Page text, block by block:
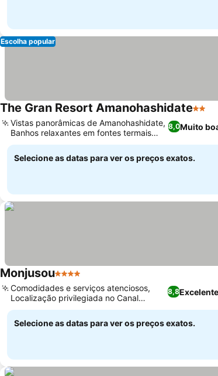
Escolha popular
The Gran Resort Amanohashidate2
8,0Muito
Vistas panorâmicas de Amanohashidate,
Banhos relaxantes em fontes termais
naturais
Selecione as datas para ver os preços exatos.
Monjusou4 Estrelas
8,8Excelente
Comodidades e serviços atenciosos,
Localização privilegiada no Canal
Amanohashidate
Selecione as datas para ver os preços exatos.